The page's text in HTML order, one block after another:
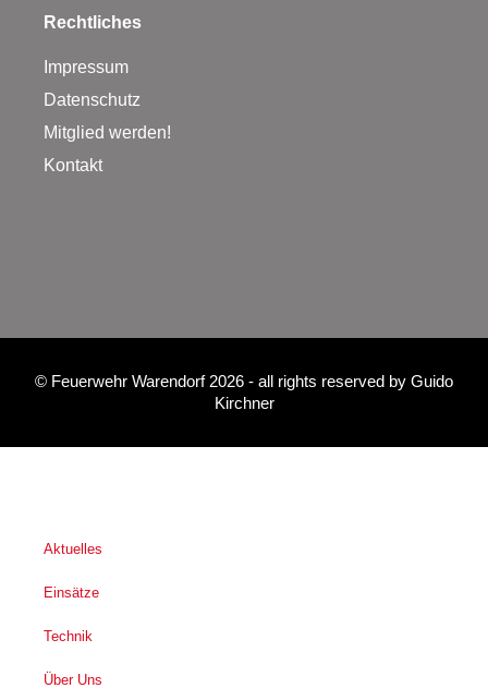
Rechtliches
Impressum
Datenschutz
Mitglied werden!
Kontakt
© Feuerwehr Warendorf 2026 - all rights reserved by Guido
Kirchner
Aktuelles
Einsätze
Technik
Über Uns